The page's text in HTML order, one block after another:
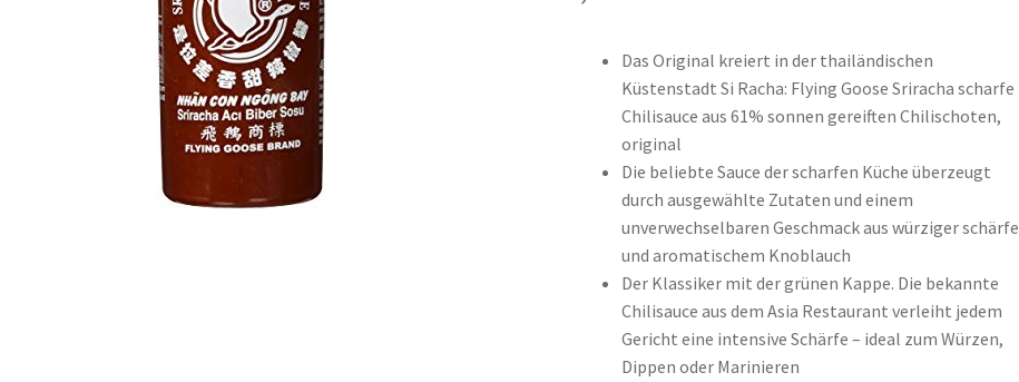
Das Original kreiert in der thailändischen
Küstenstadt Si Racha: Flying Goose Sriracha scharfe
Chilisauce aus 61% sonnen gereiften Chilischoten,
original
Die beliebte Sauce der scharfen Küche überzeugt
durch ausgewählte Zutaten und einem
unverwechselbaren Geschmack aus würziger schärfe
und aromatischem Knoblauch
Der Klassiker mit der grünen Kappe. Die bekannte
Chilisauce aus dem Asia Restaurant verleiht jedem
Gericht eine intensive Schärfe – ideal zum Würzen,
Dippen oder Marinieren